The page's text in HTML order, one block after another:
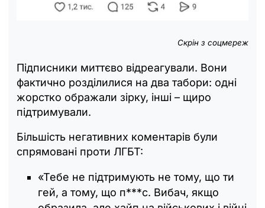
Cкрін з соцмереж
Підписники миттєво відреагували. Вони
фактично розділилися на два табори: одні
жорстко ображали зірку, інші – щиро
підтримували.
Більшість негативних коментарів були
спрямовані проти ЛГБТ:
«Тебе не підтримують не тому, що ти
гей, а тому, що п***с. Вибач, якщо